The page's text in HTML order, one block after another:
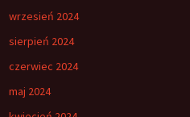
wrzesień 2024
sierpień 2024
czerwiec 2024
maj 2024